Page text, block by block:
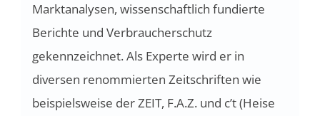
Marktanalysen, wissenschaftlich fundierte
Berichte und Verbraucherschutz
gekennzeichnet. Als Experte wird er in
diversen renommierten Zeitschriften wie
beispielsweise der ZEIT, F.A.Z. und c’t (Heise